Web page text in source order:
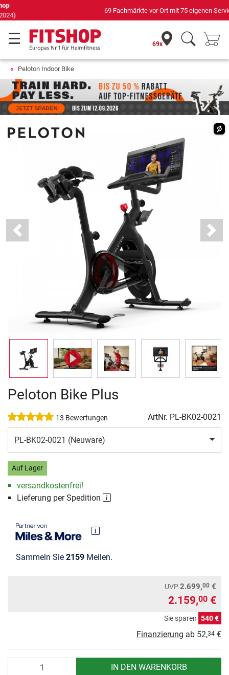
69 Fachmärkte vor Ort mit 75 eigenen Servicetechnikern
69x
Peloton Indoor Bike
Previous Next
Peloton Bike Plus
13 Bewertungen ArtNr. PL-BK02-0021
PL-BK02-0021 (Neuware)
Auf Lager
versandkostenfrei!
Lieferung per Spedition
Sammeln Sie 2159 Meilen.
UVP2.699,00 €
2.159,00 €
Sie sparen 540 €
Finanzierung ab 52,34 €
IN DEN WARENKORB